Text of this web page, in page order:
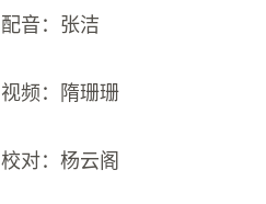
配音：张洁
视频：隋珊珊
校对：杨云阁